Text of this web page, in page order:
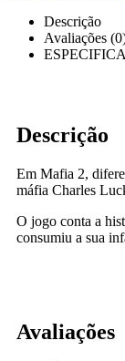
Descrição
Avaliações
Descrição
Em Mafia 2,
máfia Charles
O jogo conta a
consumiu a sua
Avaliações